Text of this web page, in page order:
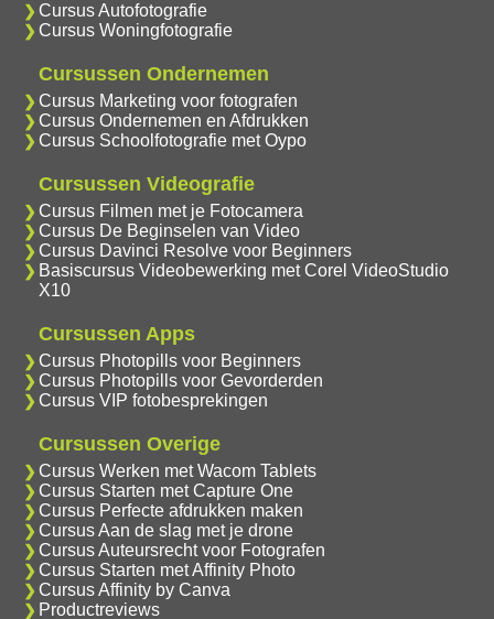
Cursus Autofotografie
Cursus Woningfotografie
Cursussen Ondernemen
Cursus Marketing voor fotografen
Cursus Ondernemen en Afdrukken
Cursus Schoolfotografie met Oypo
Cursussen Videografie
Cursus Filmen met je Fotocamera
Cursus De Beginselen van Video
Cursus Davinci Resolve voor Beginners
Basiscursus Videobewerking met Corel VideoStudio
X10
Cursussen Apps
Cursus Photopills voor Beginners
Cursus Photopills voor Gevorderden
Cursus VIP fotobesprekingen
Cursussen Overige
Cursus Werken met Wacom Tablets
Cursus Starten met Capture One
Cursus Perfecte afdrukken maken
Cursus Aan de slag met je drone
Cursus Auteursrecht voor Fotografen
Cursus Starten met Affinity Photo
Cursus Affinity by Canva
Productreviews